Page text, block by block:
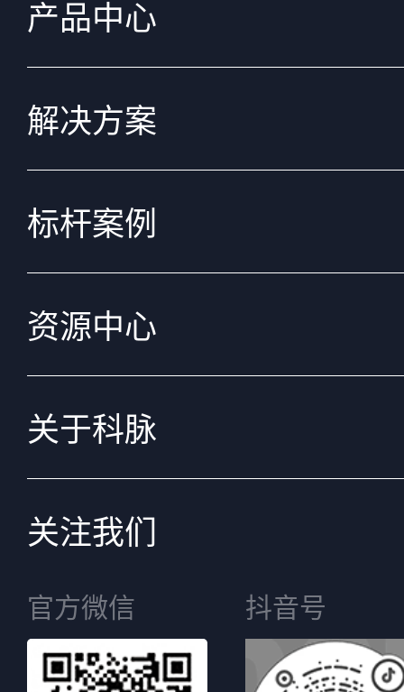
产品中心
解决方案
标杆案例
资源中心
关于科脉
关注我们
官方微信 抖音号